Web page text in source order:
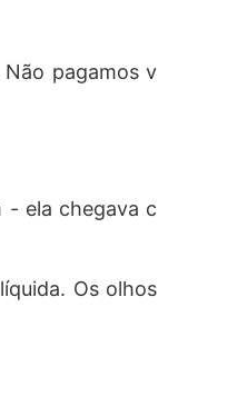
pagamos v
- ela chegava c
Os olhos